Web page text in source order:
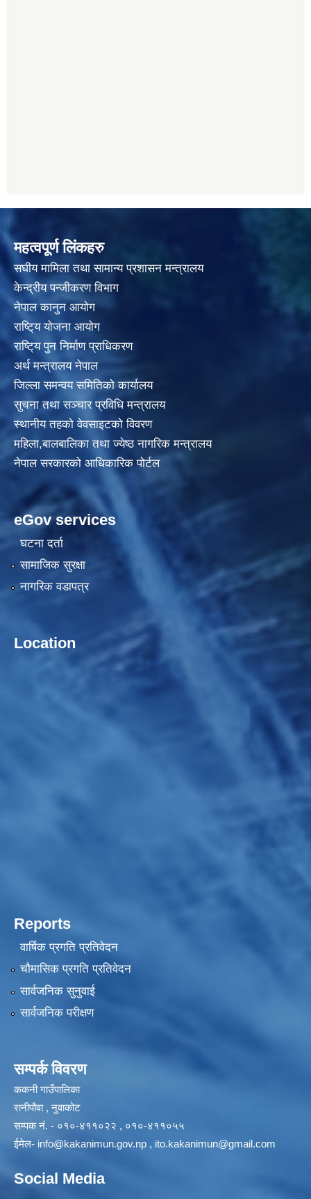
महत्वपूर्ण लिंकहरु
स‌घीय मामिला तथा सामान्य प्रशासन मन्त्रालय
केन्द्रीय पन्जीकरण विभाग
नेपाल कानुन आयाेग
राष्टि्य याेजना आयाेग
राष्टि्य पुन निर्माण प्राधिकरण
अर्थ मन्त्रालय नेपाल
जिल्ला समन्वय समितिको कार्यालय
सुचना तथा सञ्चार प्रविधि मन्त्रालय
स्थानीय तहकाे वेवसाइटकाे विवरण
महिला,बालबालिका तथा ज्येष्ठ नागरिक मन्त्रालय
नेपाल सरकारको आधिकारिक पोर्टल
eGov services
घटना दर्ता
सामाजिक सुरक्षा
नागरिक वडापत्र
Location
Reports
वार्षिक प्रगति प्रतिवेदन
चौमासिक प्रगति प्रतिवेदन
सार्वजनिक सुनुवाई
सार्वजनिक परीक्षण
सम्पर्क विवरण
ककनी गाउँपालिका
रानीपौवा , नुवाकोट
सम्पक नं. - ०१०-४११०२२ , ०१०-४११०५५
ईमेल- info@kakanimun.gov.np , ito.kakanimun@gmail.com
Social Media